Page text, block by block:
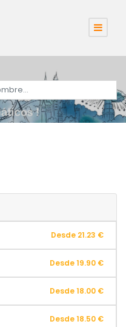
Desde 21.23 €
Desde 19.90 €
Desde 18.00 €
Desde 18.50 €